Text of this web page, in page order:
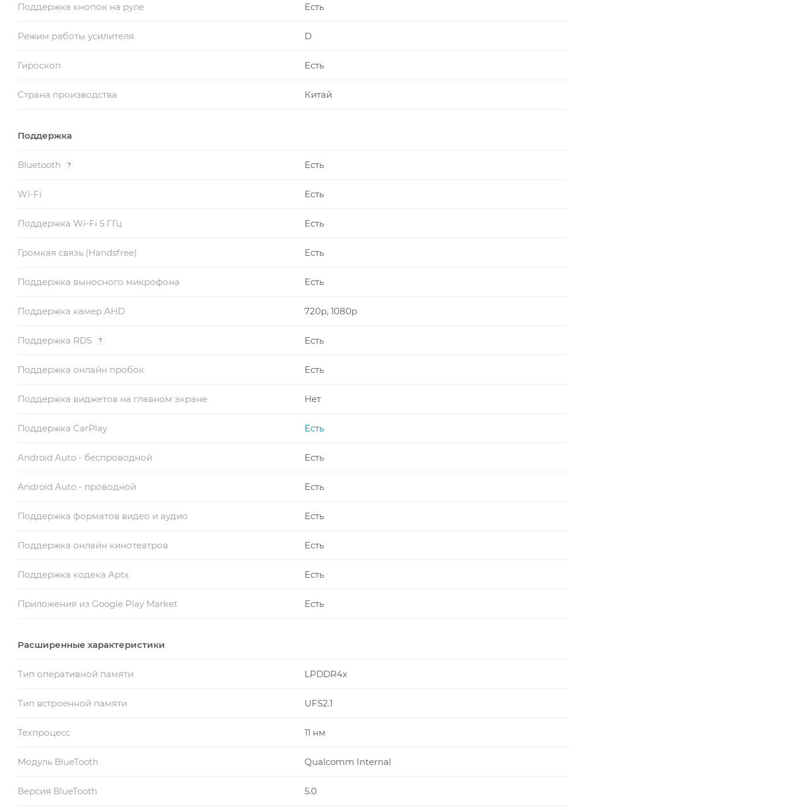
Поддержка кнопок на руле Есть
Режим работы усилителя D
Гироскоп Есть
Страна производства Китай
Поддержка
Bluetooth ? Есть
Wi-Fi Есть
Поддержка Wi-Fi 5 ГГц Есть
Громкая связь (Handsfree) Есть
Поддержка выносного микрофона Есть
Поддержка камер AHD 720p, 1080p
Поддержка RDS ? Есть
Поддержка онлайн пробок Есть
Поддержка виджетов на главном экране Нет
Поддержка CarPlay Есть
Android Auto - беспроводной Есть
Android Auto - проводной Есть
Поддержка форматов видео и аудио Есть
Поддержка онлайн кинотеатров Есть
Поддержка кодека Aptx Есть
Приложения из Google Play Market Есть
Расширенные характеристики
Тип оперативной памяти LPDDR4x
Тип встроенной памяти UFS2.1
Техпроцесс 11 нм
Модуль BlueTooth Qualcomm Internal
Версия BlueTooth 5.0